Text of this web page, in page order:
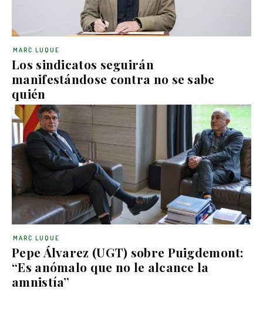
Los sindicatos seguirán
manifestándose contra no se sabe
quién
MARC LUQUE
Pepe Álvarez (UGT) sobre Puigdemont:
“Es anómalo que no le alcance la
amnistía”
MARC LUQUE